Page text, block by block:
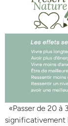
«Passer de 20
significativement